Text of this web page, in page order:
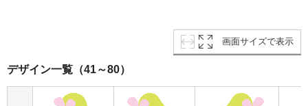
画面サイズで表示
デザイン一覧（41～80）